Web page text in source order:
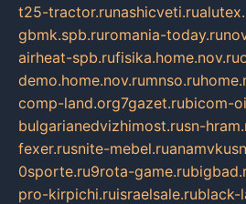
t25-tractor.runashicveti.ru
gbmk.spb.ruromania-today.ru
airheat-spb.rufisika.home.nov.ru
demo.home.nov.rumnso.ru
comp-land.org7gazet.rubicom-
bulgarianedvizhimost.rusn-
fexer.rusnite-mebel.ru
0sporte.ru9rota-game.ru
pro-kirpichi.ruisraelsale.rublack-